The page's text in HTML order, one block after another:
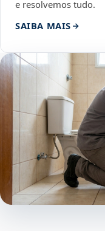
e resolvemos tudo.
SAIBA MAIS